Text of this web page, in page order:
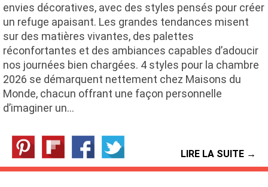
envies décoratives, avec des styles pensés pour créer
un refuge apaisant. Les grandes tendances misent
sur des matières vivantes, des palettes
réconfortantes et des ambiances capables d’adoucir
nos journées bien chargées. 4 styles pour la chambre
2026 se démarquent nettement chez Maisons du
Monde, chacun offrant une façon personnelle
d’imaginer un…
LIRE LA SUITE →